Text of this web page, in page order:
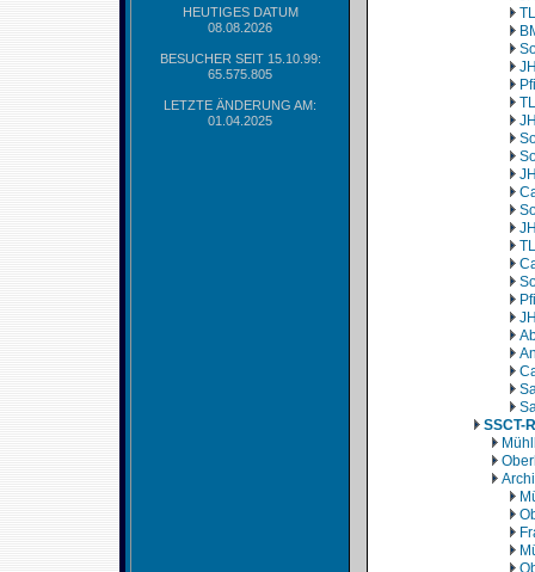
HEUTIGES DATUM
08.08.2026
BESUCHER SEIT 15.10.99:
65.575.805
LETZTE ÄNDERUNG AM:
01.04.2025
SSCT-